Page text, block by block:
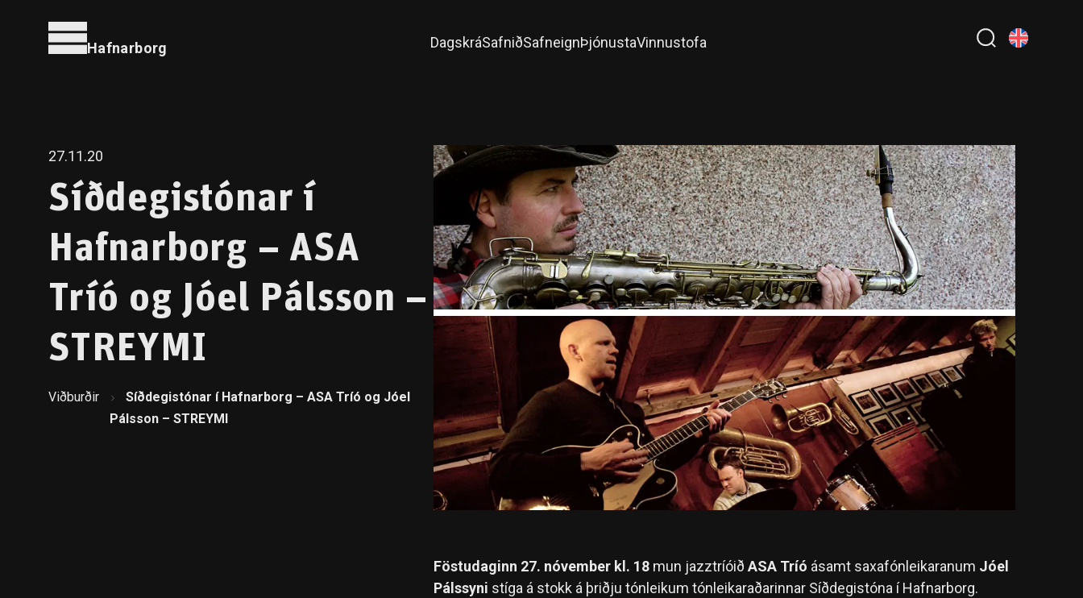
Hafnarborg DagskráSafniðSafneignÞjónustaVinnustofa
27.11.20
Síðdegistónar í
Hafnarborg – ASA
Tríó og Jóel Pálsson –
STREYMI
Viðburðir
Síðdegistónar í Hafnarborg – ASA Tríó og Jóel
Pálsson – STREYMI
Föstudaginn 27. nóvember kl. 18 mun jazztríóið ASA Tríó ásamt saxafónleikaranum Jóel
Pálssyni stíga á stokk á þriðju tónleikum tónleikaraðarinnar Síðdegistóna í Hafnarborg.